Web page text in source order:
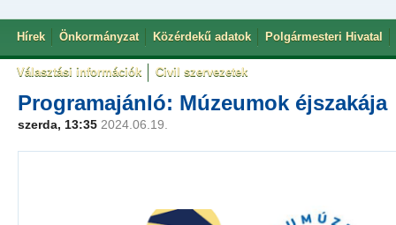
Hírek Önkormányzat Közérdekű adatok Polgármesteri Hivatal
Választási információk Civil szervezetek
Programajánló: Múzeumok éjszakája
szerda, 13:35 2024.06.19.